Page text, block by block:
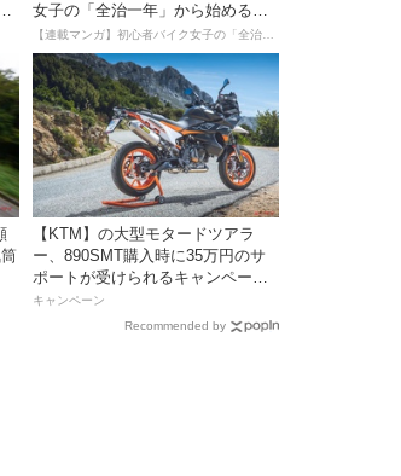
女子の「全治一年」から始める起
死回生日記
【連載マンガ】初心者バイク女子の「全治一年」から始める起死回生日記
【KTM】の大型モタードツアラ
ー、890SMT購入時に35万円のサ
ポートが受けられるキャンペーン
を実施中！
キャンペーン
Recommended by